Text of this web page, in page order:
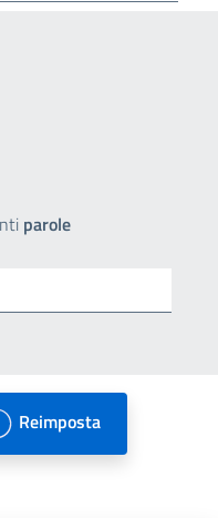
parole
Reimposta